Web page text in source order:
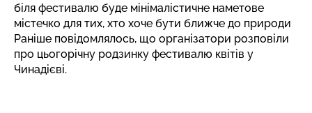
біля фестивалю буде мінімалістичне наметове
містечко для тих, хто хоче бути ближче до природи
Раніше повідомлялось, що організатори розповіли
про цьогорічну родзинку фестивалю квітів у
Чинадієві.